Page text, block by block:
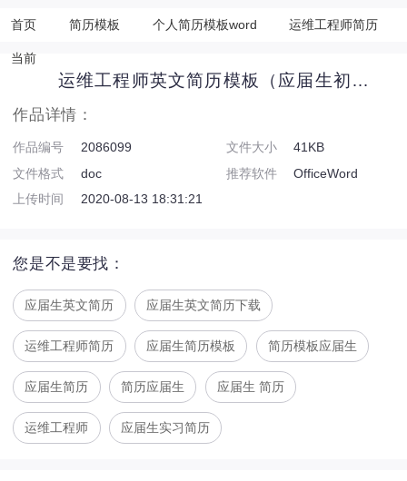
首页 简历模板 个人简历模板word 运维工程师简历
当前
运维工程师英文简历模板（应届生初级岗位）
作品详情：
作品编号 2086099 文件大小
41KB
文件格式
doc 推荐软件
OfficeWord
上传时间
2020-08-13 18:31:21
您是不是要找：
应届生英文简历 应届生英文简历下载
运维工程师简历 应届生简历模板 简历模板应届生
应届生简历 简历应届生 应届生 简历
运维工程师 应届生实习简历